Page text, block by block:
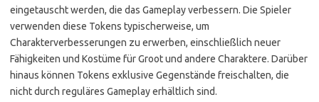
eingetauscht werden, die das Gameplay verbessern. Die Spieler
verwenden diese Tokens typischerweise, um
Charakterverbesserungen zu erwerben, einschließlich neuer
Fähigkeiten und Kostüme für Groot und andere Charaktere. Darüber
hinaus können Tokens exklusive Gegenstände freischalten, die
nicht durch reguläres Gameplay erhältlich sind.